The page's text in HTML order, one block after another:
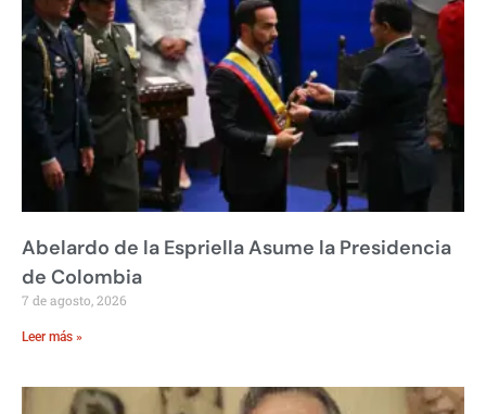
Abelardo de la Espriella Asume la Presidencia
de Colombia
7 de agosto, 2026
Leer más »